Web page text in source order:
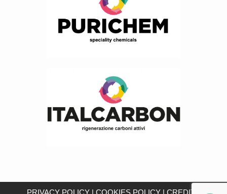
PRIVACY POLICY | COOKIES POLICY | CREDITS